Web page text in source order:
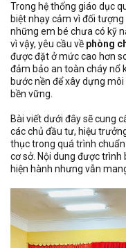
Trong hệ thống giáo dục
biệt nhạy cảm vì đối
những em bé chưa có kỹ
vì vậy, yêu cầu về phòng
được đặt ở mức cao hơn
đảm bảo an toàn cháy nổ
bước nền để xây dựng
bền vững.
Bài viết dưới đây sẽ cung
các chủ đầu tư, hiệu
thục trong quá trình
cơ sở. Nội dung được trình
hiện hành nhưng vẫn